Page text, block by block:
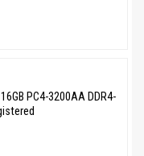
PC4-3200AA DDR4-